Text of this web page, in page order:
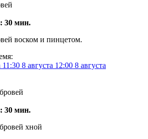
30 мин.
воском и пинцетом.
11:30 8 августа 12:00 8 августа
30 мин.
хной